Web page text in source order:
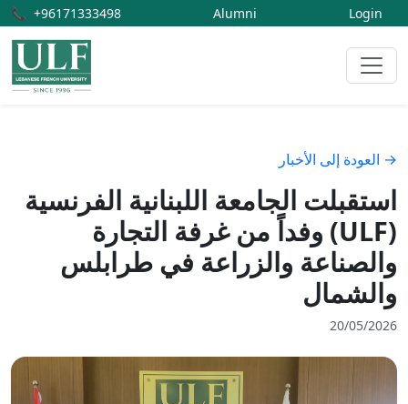
📞 +96171333498 Alumni Login
→ العودة إلى الأخبار
استقبلت الجامعة اللبنانية الفرنسية
(ULF) وفداً من غرفة التجارة
والصناعة والزراعة في طرابلس
والشمال
20/05/2026